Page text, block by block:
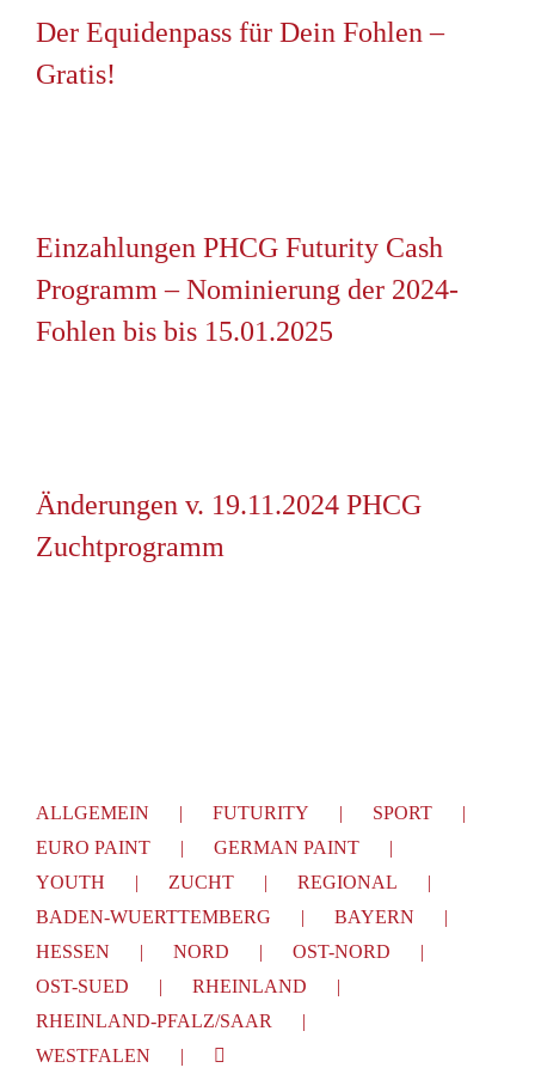
Der Equidenpass für Dein Fohlen –
Gratis!
Einzahlungen PHCG Futurity Cash
Programm – Nominierung der 2024-
Fohlen bis bis 15.01.2025
Änderungen v. 19.11.2024 PHCG
Zuchtprogramm
ALLGEMEIN FUTURITY
SPORT
EURO PAINT
GERMAN PAINT
YOUTH
ZUCHT
REGIONAL
BADEN-WUERTTEMBERG
BAYERN
HESSEN
NORD
OST-NORD
OST-SUED
RHEINLAND
RHEINLAND-PFALZ/SAAR
WESTFALEN